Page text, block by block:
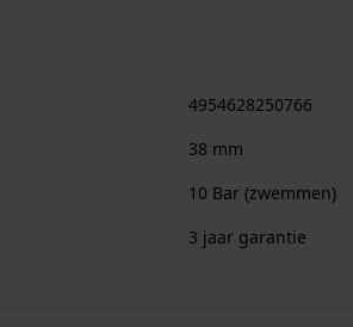
4954628250766
38 mm
10 Bar (zwemmen)
3 jaar garantie